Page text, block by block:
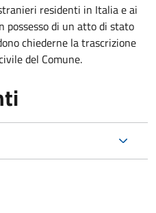
residenti in Italia e ai
possesso di un atto di stato
chiederne la trascrizione
del Comune.